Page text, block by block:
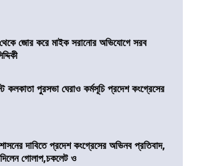
থেকে জোর করে মাইক সরানোর অভিযোগে সরব
পুরসভা ঘেরাও কর্মসূচি প্রদেশ কংগ্রেসের
দাবিতে প্রদেশ কংগ্রেসের অভিনব প্রতিবাদ,
গোলাপ,চকলেট ও